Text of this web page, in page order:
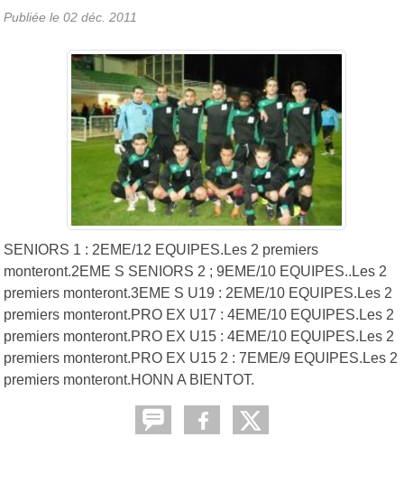
Publiée le 02 déc. 2011
SENIORS 1 : 2EME/12 EQUIPES.Les 2 premiers
monteront.2EME S SENIORS 2 ; 9EME/10 EQUIPES..Les 2
premiers monteront.3EME S U19 : 2EME/10 EQUIPES.Les 2
premiers monteront.PRO EX U17 : 4EME/10 EQUIPES.Les 2
premiers monteront.PRO EX U15 : 4EME/10 EQUIPES.Les 2
premiers monteront.PRO EX U15 2 : 7EME/9 EQUIPES.Les 2
premiers monteront.HONN A BIENTOT.